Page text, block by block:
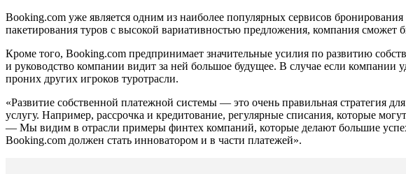
Booking.com уже является одним из наиболее популярных сервисов
пакетирования туров с высокой вариативностью предложения, компания сможет
Кроме того, Booking.com предпринимает значительные усилия по развитию
и руководство компании видит за ней большое будущее. В случае если
проних других игроков туротрасли.
«Развитие собственной платежной системы — это очень правильная стратегия
услугу. Например, рассрочка и кредитование, регулярные списания, которые
— Мы видим в отрасли примеры финтех компаний, которые делают большие
Booking.com должен стать инноватором и в части платежей».